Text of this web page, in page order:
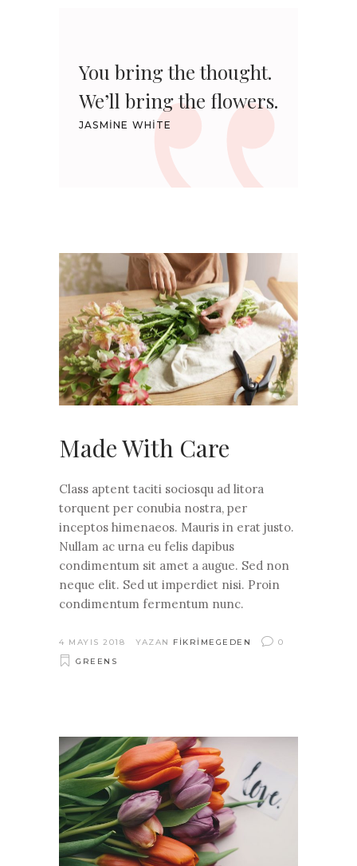
You bring the thought.
We’ll bring the flowers.
JASMINE WHITE
Made With Care
Class aptent taciti sociosqu ad litora
torquent per conubia nostra, per
inceptos himenaeos. Mauris in erat justo.
Nullam ac urna eu felis dapibus
condimentum sit amet a augue. Sed non
neque elit. Sed ut imperdiet nisi. Proin
condimentum fermentum nunc.
4 MAYIS 2018 YAZAN FIKRIMEGEDEN
0
GREENS